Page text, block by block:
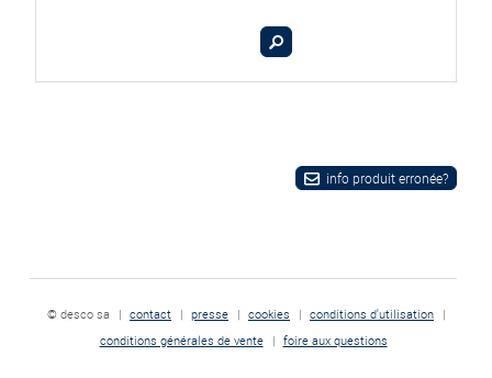
info produit erronée?
© desco sa | contact | presse | cookies | conditions d'utilisation |
conditions générales de vente
| foire aux questions